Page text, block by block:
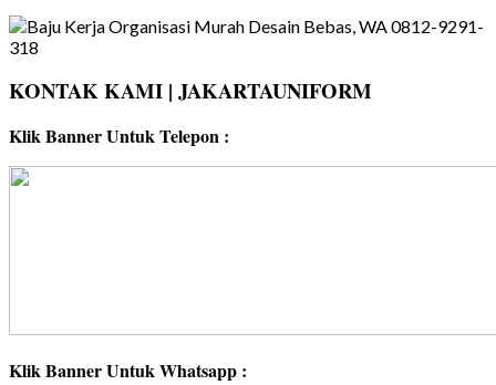
KONTAK KAMI | JAKARTAUNIFORM
Klik Banner Untuk Telepon :
Klik Banner Untuk Whatsapp :